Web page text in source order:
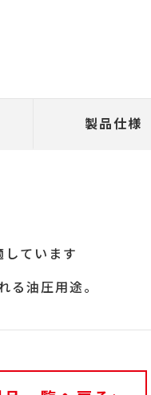
製品仕様
ています
油圧用途。